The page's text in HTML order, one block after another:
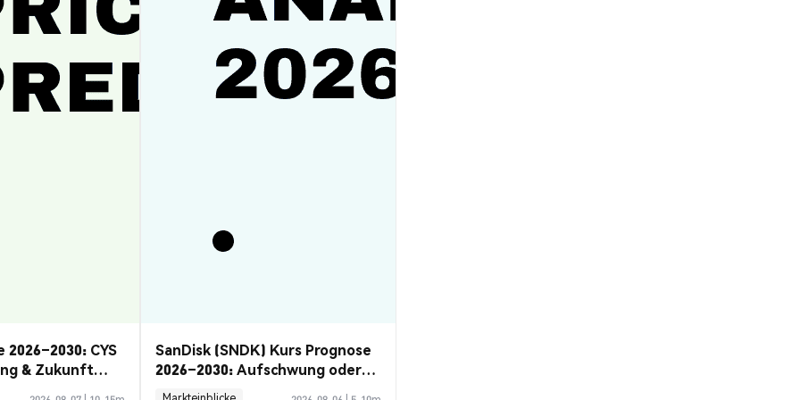
2026–2030: CYS
& Zukunft
SanDisk (SNDK) Kurs Prognose
2026–2030: Aufschwung oder
Rückzug?